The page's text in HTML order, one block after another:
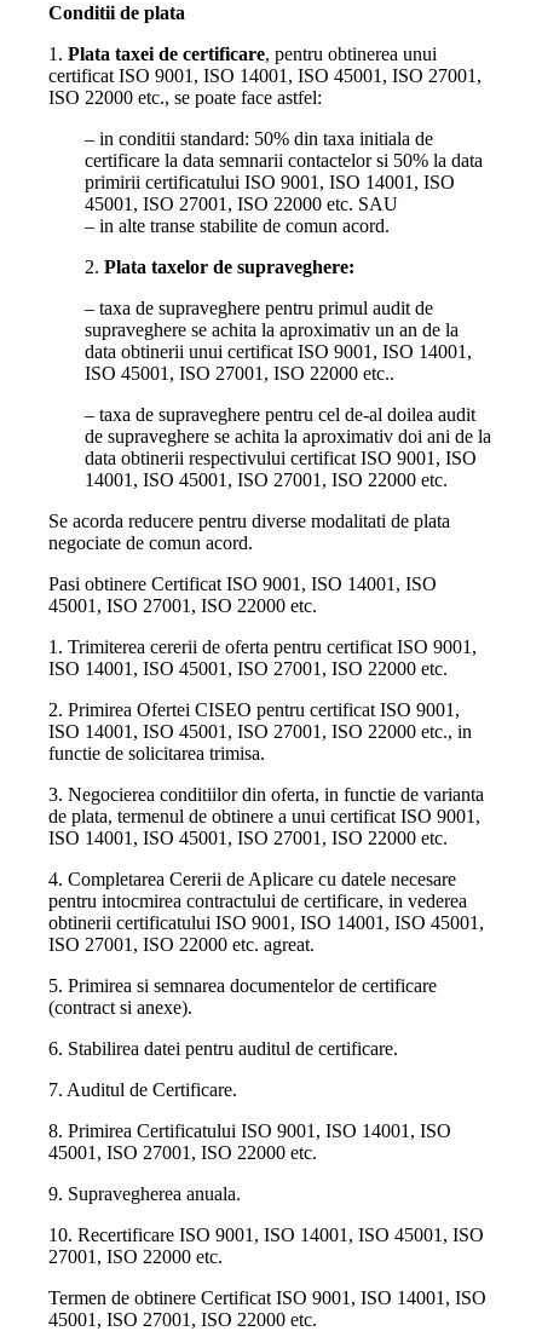
Conditii de plata
1.Plata taxei de certificare, pentru obtinerea unui
certificat ISO 9001, ISO 14001, ISO 45001, ISO 27001,
ISO 22000 etc., se poate face astfel:
– in conditii standard: 50% din taxa initiala de
certificare la data semnarii contactelor si 50% la data
primirii certificatului ISO 9001, ISO 14001, ISO
45001, ISO 27001, ISO 22000 etc. SAU
– in alte transe stabilite de comun acord.
2.Plata taxelor de supraveghere:
– taxa de supraveghere pentru primul audit de
supraveghere se achita la aproximativ un an de la
data obtinerii unui certificat ISO 9001, ISO 14001,
ISO 45001, ISO 27001, ISO 22000 etc..
– taxa de supraveghere pentru cel de-al doilea audit
de supraveghere se achita la aproximativ doi ani de la
data obtinerii respectivului certificat ISO 9001, ISO
14001, ISO 45001, ISO 27001, ISO 22000 etc.
Se acorda reducere pentru diverse modalitati de plata
negociate de comun acord.
Pasi obtinere Certificat ISO 9001, ISO 14001, ISO
45001, ISO 27001, ISO 22000 etc.
1. Trimiterea cererii de oferta pentru certificat ISO 9001,
ISO 14001, ISO 45001, ISO 27001, ISO 22000 etc.
2. Primirea Ofertei CISEO pentru certificat ISO 9001,
ISO 14001, ISO 45001, ISO 27001, ISO 22000 etc., in
functie de solicitarea trimisa.
3. Negocierea conditiilor din oferta, in functie de varianta
de plata, termenul de obtinere a unui certificat ISO 9001,
ISO 14001, ISO 45001, ISO 27001, ISO 22000 etc.
4. Completarea Cererii de Aplicare cu datele necesare
pentru intocmirea contractului de certificare, in vederea
obtinerii certificatului ISO 9001, ISO 14001, ISO 45001,
ISO 27001, ISO 22000 etc. agreat.
5. Primirea si semnarea documentelor de certificare
(contract si anexe).
6. Stabilirea datei pentru auditul de certificare.
7. Auditul de Certificare.
8. Primirea Certificatului ISO 9001, ISO 14001, ISO
45001, ISO 27001, ISO 22000 etc.
9. Supravegherea anuala.
10. Recertificare ISO 9001, ISO 14001, ISO 45001, ISO
27001, ISO 22000 etc.
Termen de obtinere Certificat ISO 9001, ISO 14001, ISO
45001, ISO 27001, ISO 22000 etc.